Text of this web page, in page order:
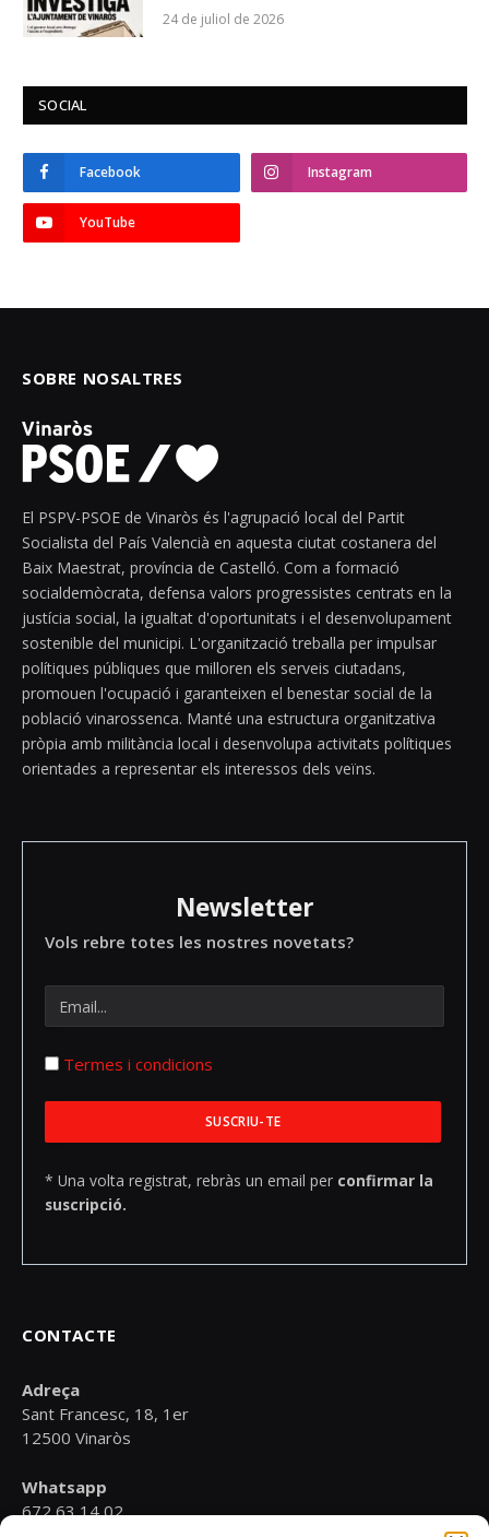
24 de juliol de 2026
SOCIAL
Facebook Instagram
YouTube
SOBRE NOSALTRES
El PSPV-PSOE de Vinaròs és l'agrupació local del Partit
Socialista del País Valencià en aquesta ciutat costanera del
Baix Maestrat, província de Castelló. Com a formació
socialdemòcrata, defensa valors progressistes centrats en la
justícia social, la igualtat d'oportunitats i el desenvolupament
sostenible del municipi. L'organització treballa per impulsar
polítiques públiques que milloren els serveis ciutadans,
promouen l'ocupació i garanteixen el benestar social de la
població vinarossenca. Manté una estructura organitzativa
pròpia amb militància local i desenvolupa activitats polítiques
orientades a representar els interessos dels veïns.
Newsletter
Vols rebre totes les nostres novetats?
Termes i condicions
* Una volta registrat, rebràs un email per confirmar la
suscripció.
CONTACTE
Adreça
Sant Francesc, 18, 1er
12500 Vinaròs
Whatsapp
672 63 14 02